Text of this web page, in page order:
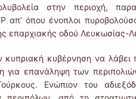
στην περιοχή,
απ’ όπου ένοπλοι
επαρχιακής οδού Λευκωσίας-
κυπριακή κυβέρνηση να
για επανάληψη των
Ενώπιον του